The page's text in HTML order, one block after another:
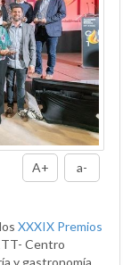
A+ a-
XXXIX Premios
Centro
y gastronomía